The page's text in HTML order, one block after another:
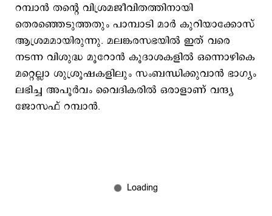
റമ്പാൻ തന്റെ വിശ്രമജീവിതത്തിനായി
തെരഞ്ഞെടുത്തതും പാമ്പാടി മാർ കുറിയാക്കോസ്
ആശ്രമമായിരുന്നു. മലങ്കരസഭയിൽ ഇത് വരെ
നടന്ന വിശുദ്ധ മൂറോൻ കൂദാശകളിൽ ഒന്നൊഴികെ
മറ്റെല്ലാ ശുശ്രൂഷകളിലും സംബന്ധിക്കുവാൻ ഭാ​ഗ്യം
ലഭിച്ച അപൂർവം വൈദികരിൽ ഒരാളാണ് വന്ദ്യ
ജോസഫ് റമ്പാൻ.